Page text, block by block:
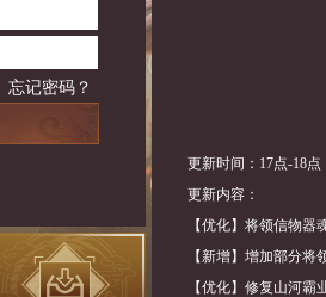
忘记密码？
更新时间：17点-18点
更新内容：
【优化】将领信物
【新增】增加部分
【优化】修复山河